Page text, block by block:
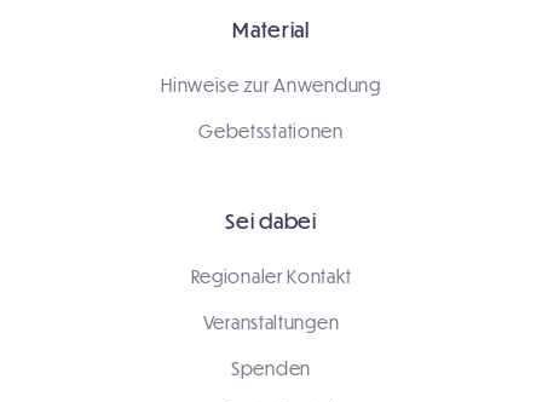
Material
Hinweise zur Anwendung
Gebetsstationen
Sei dabei
Regionaler Kontakt
Veranstaltungen
Spenden